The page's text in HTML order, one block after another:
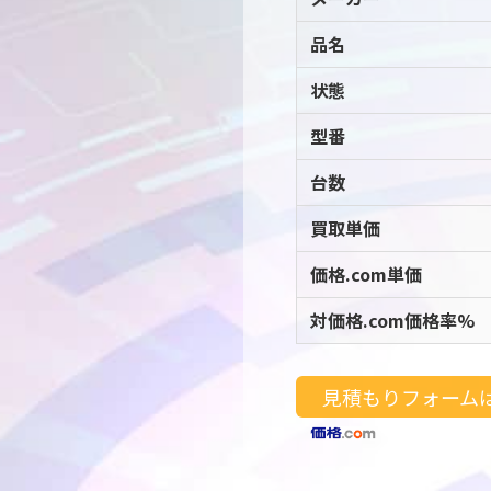
品名
状態
型番
台数
買取単価
価格.com単価
対価格.com価格率%
見積もりフォーム